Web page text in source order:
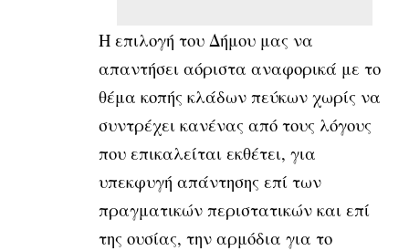
Η επιλογή του Δήμου μας να
απαντήσει αόριστα αναφορικά με το
θέμα κοπής κλάδων πεύκων χωρίς να
συντρέχει κανένας από τους λόγους
που επικαλείται εκθέτει, για
υπεκφυγή απάντησης επί των
πραγματικών περιστατικών και επί
της ουσίας, την αρμόδια για το